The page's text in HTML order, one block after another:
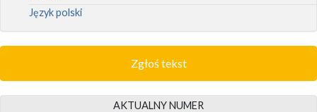
Język polski
Zgłoś tekst
AKTUALNY NUMER